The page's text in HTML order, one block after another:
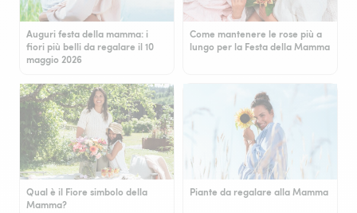
Auguri festa della mamma: i
fiori più belli da regalare il 10
maggio 2026
Come mantenere le rose più a
lungo per la Festa della Mamma
Qual è il Fiore simbolo della
Mamma?
Piante da regalare alla Mamma